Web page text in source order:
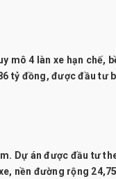
mô 4 làn xe hạn chế,
tỷ đồng, được đầu tư
Dự án được đầu tư
nền đường rộng